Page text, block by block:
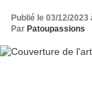
Publié le 03/12/2023
Par Patoupassions